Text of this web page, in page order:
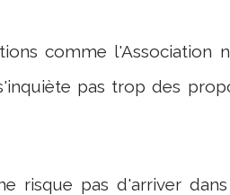
comme l'Association
pas trop des
risque pas d'arriver